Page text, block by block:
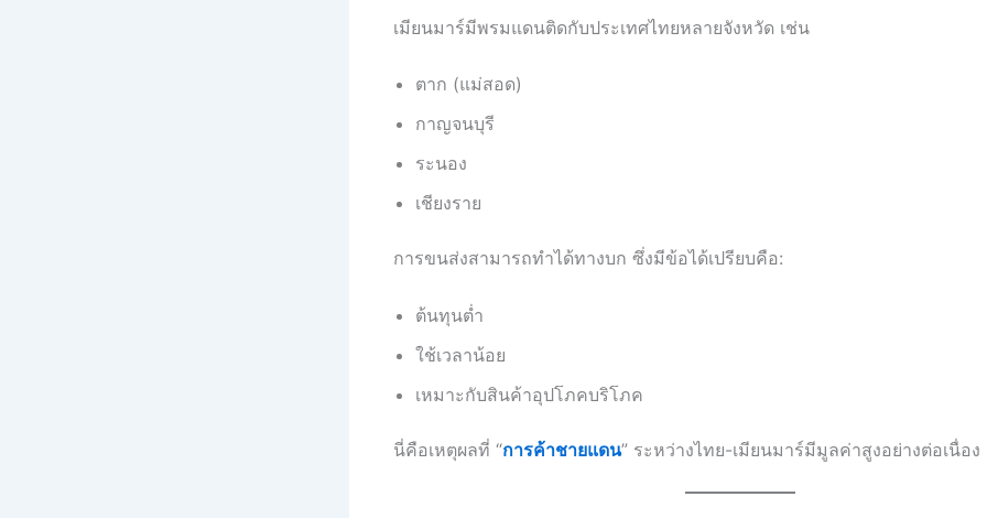
เมียนมาร์มีพรมแดนติดกับประเทศไทยหลายจังหวัด เช่น
ตาก (แม่สอด)
กาญจนบุรี
ระนอง
เชียงราย
การขนส่งสามารถทำได้ทางบก ซึ่งมีข้อได้เปรียบคือ:
ต้นทุนต่ำ
ใช้เวลาน้อย
เหมาะกับสินค้าอุปโภคบริโภค
นี่คือเหตุผลที่ “การค้าชายแดน” ระหว่างไทย-เมียนมาร์มีมูลค่าสูงอย่างต่อเนื่อง